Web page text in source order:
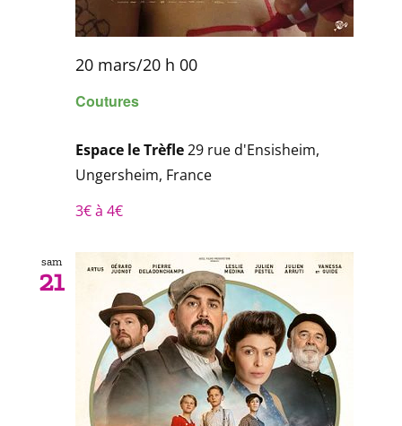
Coutures
20 mars/20 h 00
Espace le Trèfle29 rue d'Ensisheim,
Ungersheim, France
3€ à 4€
sam
21